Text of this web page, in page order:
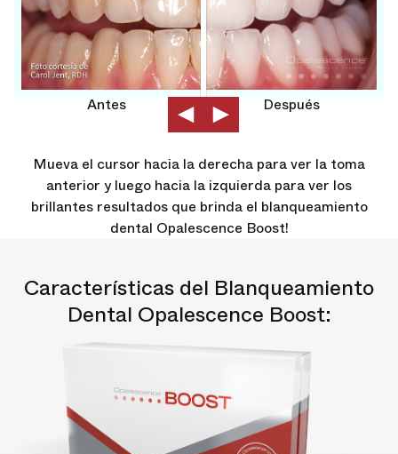
Antes Después
Mueva el cursor hacia la derecha para ver la toma
anterior y luego hacia la izquierda para ver los
brillantes resultados que brinda el blanqueamiento
dental Opalescence Boost!
Características del Blanqueamiento
Dental Opalescence Boost: